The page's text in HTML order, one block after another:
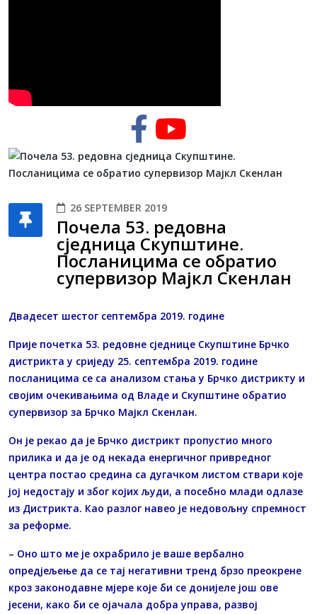
26 SEPTEMBER 2019
Почела 53. редовна
сједница Скупштине.
Посланицима се обратио
супервизор Мајкл Скенлан
Двадесет шестог септембра 2019. године
Прије почетка 53. редовне сједнице Скупштине Брчко
дистрикта у сриједу 25. септембра 2019. године
посланицима се са анализом стања у Брчко дистрикту и
својим очекивањима од Владе и Скупштине обратио
супервизор за Брчко Мајкл Скенлан.
Он је рекао да је Брчко дистрикт пропустио много
прилика и да је од некада енергичног привредног
центра постао средина са дугачком листом ствари које
јој недостају и због којих људи, а посебно млади одлазе
из Дистрикта. Као разлог навео је недовољну спремност
за реформе.
– Оно што ме је охрабрило је ваше вербално
опредјељење да се тај негативни тренд брзо преокрене
кроз законодавне мјере које би се донијеле још ове
јесени, како би се ојачала добра управа, развој